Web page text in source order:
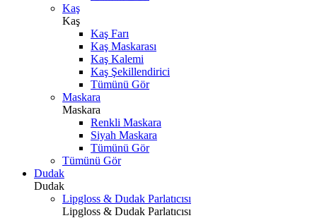
Kaş
Kaş
Kaş Farı
Kaş Maskarası
Kaş Kalemi
Kaş Şekillendirici
Tümünü Gör
Maskara
Maskara
Renkli Maskara
Siyah Maskara
Tümünü Gör
Tümünü Gör
Dudak
Dudak
Lipgloss & Dudak Parlatıcısı
Lipgloss & Dudak Parlatıcısı